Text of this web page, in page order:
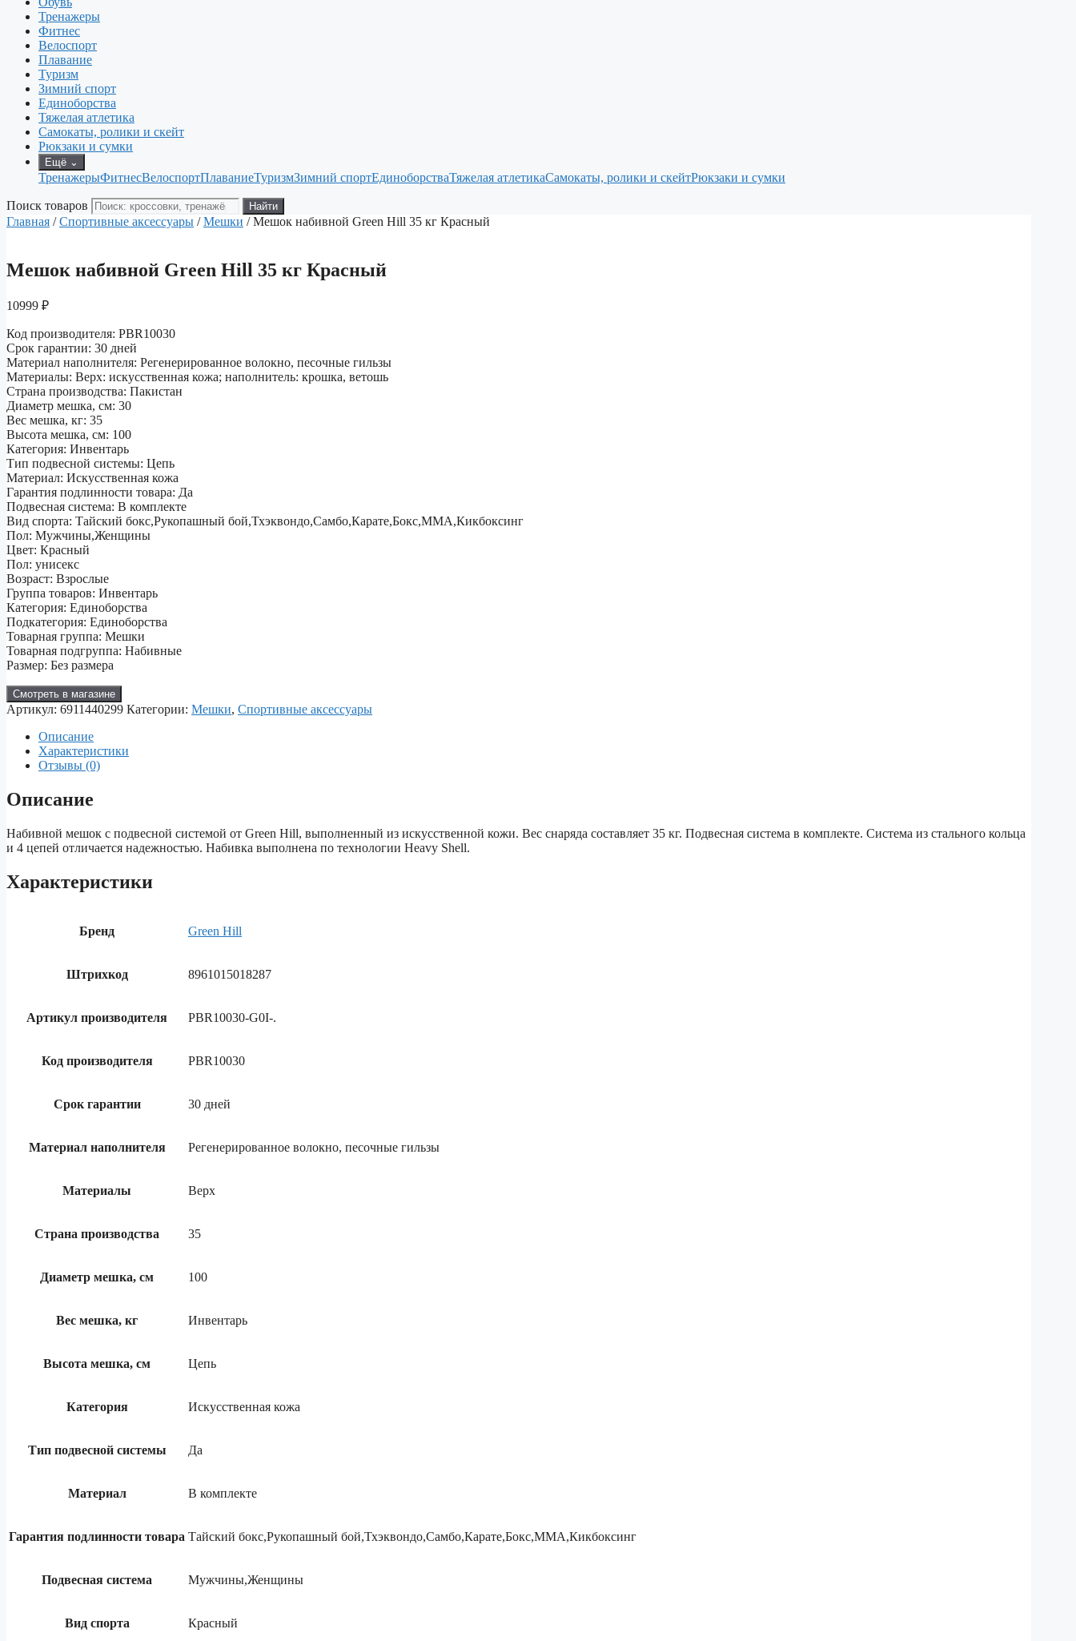
Тренажеры
Фитнес
Велоспорт
Плавание
Туризм
Зимний спорт
Единоборства
Тяжелая атлетика
Самокаты, ролики и скейт
Рюкзаки и сумки
Ещё ⌄
ТренажерыФитнесВелоспортПлаваниеТуризмЗимний спортЕдиноборстваТяжелая атлетикаСамокаты, ролики и скейтРюкзаки и сумки
Поиск товаров Найти
Главная /Спортивные аксессуары /Мешки / Мешок набивной Green Hill 35 кг Красный
Мешок набивной Green Hill 35 кг Красный
10999 ₽
Код производителя: PBR10030
Срок гарантии: 30 дней
Материал наполнителя: Регенерированное волокно, песочные гильзы
Материалы: Верх: искусственная кожа; наполнитель: крошка, ветошь
Страна производства: Пакистан
Диаметр мешка, см: 30
Вес мешка, кг: 35
Высота мешка, см: 100
Категория: Инвентарь
Тип подвесной системы: Цепь
Материал: Искусственная кожа
Гарантия подлинности товара: Да
Подвесная система: В комплекте
Вид спорта: Тайский бокс,Рукопашный бой,Тхэквондо,Самбо,Карате,Бокс,MMA,Кикбоксинг
Пол: Мужчины,Женщины
Цвет: Красный
Пол: унисекс
Возраст: Взрослые
Группа товаров: Инвентарь
Категория: Единоборства
Подкатегория: Единоборства
Товарная группа: Мешки
Товарная подгруппа: Набивные
Размер: Без размера
Смотреть в магазине
Артикул: 6911440299 Категории: Мешки, Спортивные аксессуары
Описание
Характеристики
Отзывы (0)
Описание
Набивной мешок с подвесной системой от Green Hill, выполненный из искусственной кожи. Вес снаряда составляет 35 кг. Подвесная система в комплекте. Cистема из стального кольца
и 4 цепей отличается надежностью. Набивка выполнена по технологии Heavy Shell.
Характеристики
Бренд Green Hill
Штрихкод 8961015018287
Артикул производителя PBR10030-G0I-.
Код производителя PBR10030
Срок гарантии 30 дней
Материал наполнителя Регенерированное волокно, песочные гильзы
Материалы Верх
Страна производства 35
Диаметр мешка, см 100
Вес мешка, кг Инвентарь
Высота мешка, см Цепь
Категория Искусственная кожа
Тип подвесной системы Да
Материал В комплекте
Гарантия подлинности товара Тайский бокс,Рукопашный бой,Тхэквондо,Самбо,Карате,Бокс,MMA,Кикбоксинг
Подвесная система Мужчины,Женщины
Вид спорта Красный